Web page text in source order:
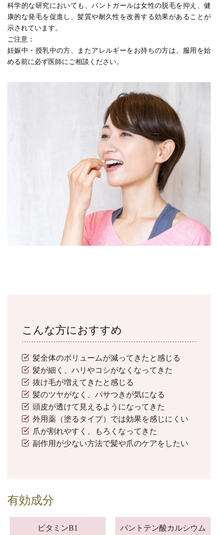
科学的な研究においても、パントガールは女性の脱毛を抑え、健
康的な発毛を促進し、髪質や耐久性を改善する効果があることが
示されています。
ご注意：
妊娠中・授乳中の方、またアレルギーをお持ちの方は、服用を始
める前に必ず医師にご相談ください。
こんな方におすすめ
髪全体のボリュームが減ってきたと感じる
髪が細く、ハリやコシがなくなってきた
抜け毛が増えてきたと感じる
髪のツヤがなく、パサつきが気になる
頭皮が透けて見えるようになってきた
外用薬（塗るタイプ）では効果を感じにくい
爪が割れやすく、もろくなってきた
副作用が少ない方法で髪や爪のケアをしたい
有効成分
ビタミンB1
パントテン酸カルシウム